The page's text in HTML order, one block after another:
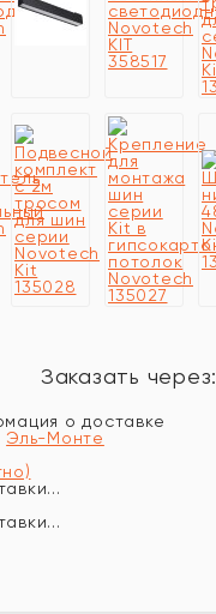
Заказать через:
о доставке
Эль-Монте